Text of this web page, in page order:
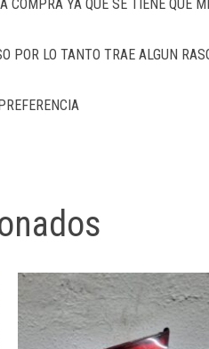
COMPRA YA QUE SE TIENE QUE
POR LO TANTO TRAE ALGUN